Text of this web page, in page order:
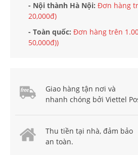
- Nội thành Hà Nội: Đơn hàng
20,000đ)
- Toàn quốc: Đơn hàng trên
50,000đ))
Giao hàng tận nơi và
nhanh chóng bởi Viettel
Thu tiền tại nhà, đảm bảo
an toàn.